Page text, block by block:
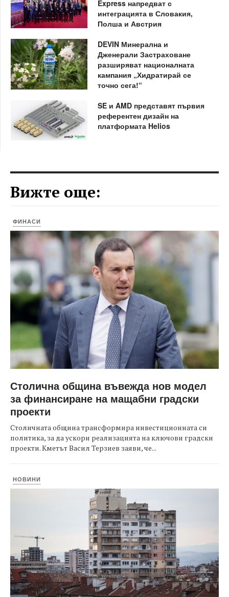
Express напредват с
интеграцията в Словакия,
Полша и Австрия
DEVIN Минерална и
Дженерали Застраховане
разширяват националната
кампания „Хидратирай се
точно сега!“
SE и AMD представят първия
референтен дизайн на
платформата Helios
Вижте още:
ФИНАСИ
Столична община въвежда нов модел
за финансиране на мащабни градски
проекти
Столичната община трансформира инвестиционната си
политика, за да ускори реализацията на ключови градски
проекти. Кметът Васил Терзиев заяви, че...
НОВИНИ